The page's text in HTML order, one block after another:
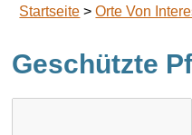
Startseite >Orte Von
Geschützte